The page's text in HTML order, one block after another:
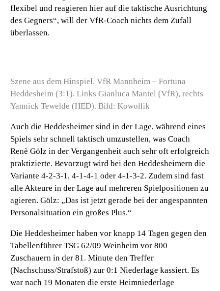
flexibel und reagieren hier auf die taktische Ausrichtung
des Gegners“, will der VfR-Coach nichts dem Zufall
überlassen.
Szene aus dem Hinspiel. VfR Mannheim – Fortuna
Heddesheim (3:1). Links Gianluca Mantel (VfR), rechts
Yannick Tewelde (HED). Bild: Kowollik
Auch die Heddesheimer sind in der Lage, während eines
Spiels sehr schnell taktisch umzustellen, was Coach
Renè Gölz in der Vergangenheit auch sehr oft erfolgreich
praktizierte. Bevorzugt wird bei den Heddesheimern die
Variante 4-2-3-1, 4-1-4-1 oder 4-1-3-2. Zudem sind fast
alle Akteure in der Lage auf mehreren Spielpositionen zu
agieren. Gölz: „Das ist jetzt gerade bei der angespannten
Personalsituation ein großes Plus.“
Die Heddesheimer haben vor knapp 14 Tagen gegen den
Tabellenführer TSG 62/09 Weinheim vor 800
Zuschauern in der 81. Minute den Treffer
(Nachschuss/Strafstoß) zur 0:1 Niederlage kassiert. Es
war nach 19 Monaten die erste Heimniederlage